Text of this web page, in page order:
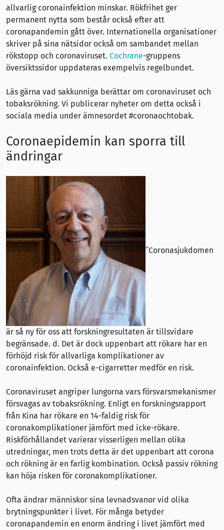
allvarlig coronainfektion minskar. Rökfrihet ger
permanent nytta som består också efter att
coronapandemin gått över. Internationella organisationer
skriver på sina nätsidor också om sambandet mellan
rökstopp och coronaviruset. Cochrane-gruppens
översiktssidor uppdateras exempelvis regelbundet.
Läs gärna vad sakkunniga berättar om coronaviruset och
tobaksrökning. Vi publicerar nyheter om detta också i
sociala media under ämnesordet #coronaochtobak.
Coronaepidemin kan sporra till
ändringar
”Coronasjukdomen
är så ny för oss att forskningresultaten är tillsvidare
begränsade. d. Det är dock uppenbart att rökare har en
förhöjd risk för allvarliga komplikationer av
coronainfektion. Också e-cigarretter medför en risk.
Coronaviruset angriper lungorna vars försvarsmekanismer
försvagas av tobaksrökning. Enligt en forskningsrapport
från Kina har rökare en 14-faldig risk för
coronakomplikationer jämfört med icke-rökare.
Riskförhållandet varierar visserligen mellan olika
utredningar, men trots detta är det uppenbart att corona
och rökning är en farlig kombination. Också passiv rökning
kan höja risken för coronakomplikationer.
Ofta ändrar människor sina levnadsvanor vid olika
brytningspunkter i livet. För många betyder
coronapandemin en enorm ändring i livet jämfört med